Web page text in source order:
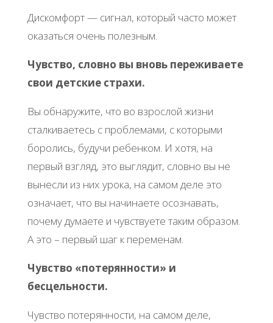
Дискомфорт — сигнал, который часто может
оказаться очень полезным.
Чувство, словно вы вновь переживаете
свои детские страхи.
Вы обнаружите, что во взрослой жизни
сталкиваетесь с проблемами, с которыми
боролись, будучи ребенком. И хотя, на
первый взгляд, это выглядит, словно вы не
вынесли из них урока, на самом деле это
означает, что вы начинаете осознавать,
почему думаете и чувствуете таким образом.
А это – первый шаг к переменам.
Чувство «потерянности» и
бесцельности.
Чувство потерянности, на самом деле,